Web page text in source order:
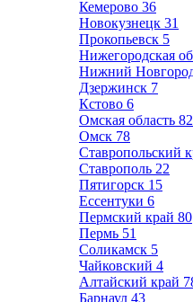
Кемерово 36
Новокузнецк 31
Прокопьевск 5
Нижегородская
Нижний
Дзержинск 7
Кстово 6
Омская область 82
Омск 78
Ставропольский
Ставрополь 22
Пятигорск 15
Ессентуки 6
Пермский край 80
Пермь 51
Соликамск 5
Чайковский 4
Алтайский край
Барнаул 43